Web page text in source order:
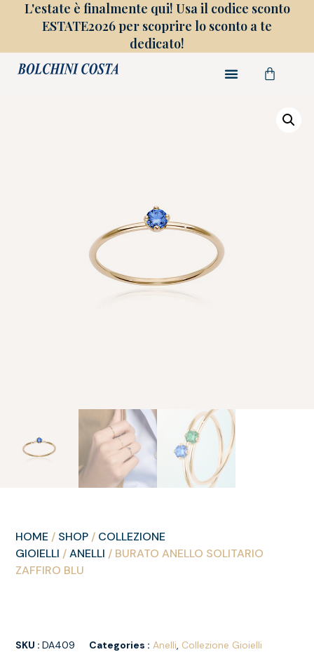
L'estate è finalmente qui! Usa il codice sconto
ESTATE2026 per scoprire lo sconto a te
dedicato!
HOME / SHOP / COLLEZIONE
GIOIELLI /ANELLI / BURATO ANELLO SOLITARIO
ZAFFIRO BLU
SKU :DA409 Categories : Anelli, Collezione Gioielli